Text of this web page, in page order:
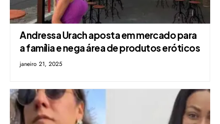
Andressa Urach aposta em mercado para
a família e nega área de produtos eróticos
janeiro 21, 2025